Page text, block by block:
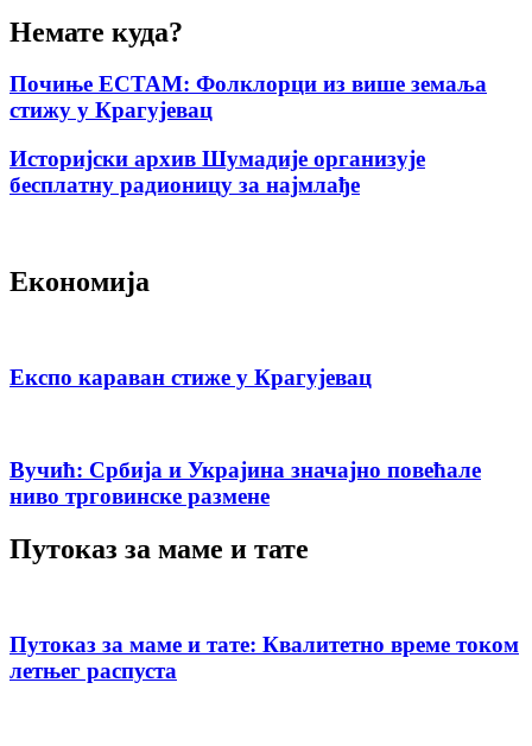
Немате куда?
Почиње ЕСТАМ: Фолклорци из више земаља
стижу у Крагујевац
Историјски архив Шумадије организује
бесплатну радионицу за најмлађе
Економија
Експо караван стиже у Крагујевац
Вучић: Србија и Украјина значајно повећале
ниво трговинске размене
Путоказ за маме и тате
Путоказ за маме и тате: Квалитетно време током
летњег распуста